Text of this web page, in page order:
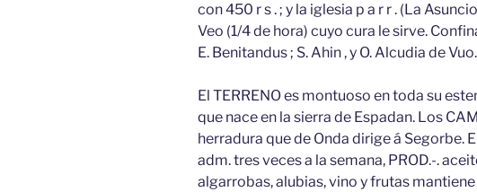
con 450 r s . ; y la iglesia p a r r . (La
Veo (1/4 de hora) cuyo cura le sirve.
E. Benitandus ; S. Ahin , y O. Alcudia de Vuo.
El TERRENO es montuoso en toda su
que nace en la sierra de Espadan. Los
herradura que de Onda dirige á Segorbe.
adm. tres veces a la semana, PROD.-.
algarrobas, alubias, vino y frutas mantiene